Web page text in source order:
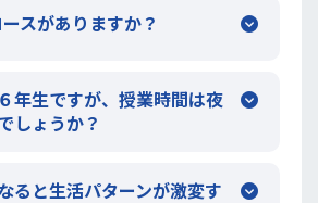
スがありますか？
年生ですが、授業時間は夜
しょうか？
ると生活パターンが激変す